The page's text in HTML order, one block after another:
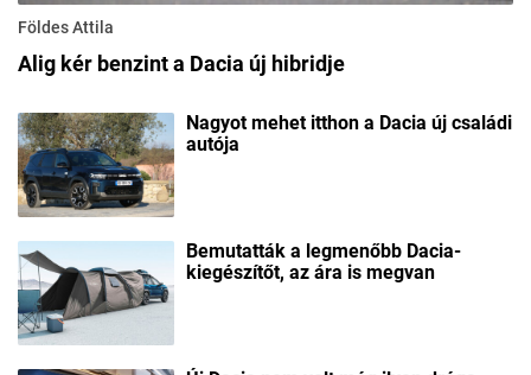
Földes Attila
Alig kér benzint a Dacia új hibridje
Nagyot mehet itthon a Dacia új családi
autója
Bemutatták a legmenőbb Dacia-
kiegészítőt, az ára is megvan